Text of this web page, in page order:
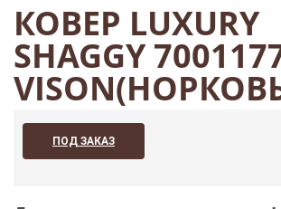
КОВЕР LUXURY
SHAGGY
ПОД ЗАКАЗ